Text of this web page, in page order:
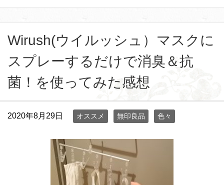
Wirush(ウイルッシュ）マスクに
スプレーするだけで消臭＆抗
菌！を使ってみた感想
2020年8月29日 オススメ 無印良品 色々